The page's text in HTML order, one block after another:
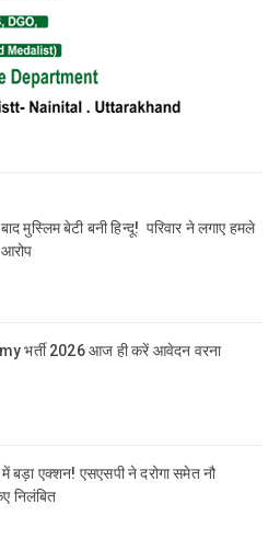
मुस्लिम बेटी बनी हिन्दू! परिवार ने लगाए हमले
भर्ती 2026 आज ही करें आवेदन वरना
में बड़ा एक्शन! एसएसपी ने दरोगा समेत नौ
निलंबित